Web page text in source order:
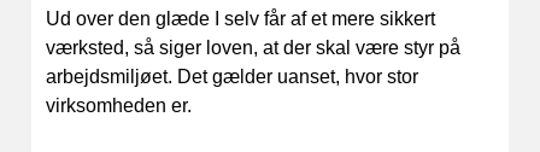
Ud over den glæde I selv får af et mere sikkert
værksted, så siger loven, at der skal være styr på
arbejdsmiljøet. Det gælder uanset, hvor stor
virksomheden er.